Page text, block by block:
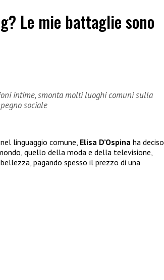
Le mie battaglie sono
intime, smonta molti luoghi comuni sulla
sociale
linguaggio comune, Elisa D’Ospina ha deciso
quello della moda e della televisione,
pagando spesso il prezzo di una